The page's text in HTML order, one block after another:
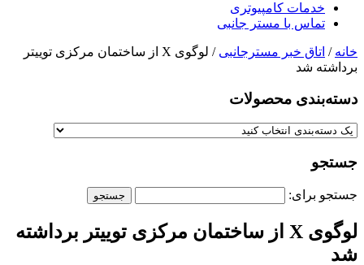
خدمات کامپیوتری
تماس با مستر جانبی
خانه / اتاق خبر مسترجانبی
/ لوگوی X از ساختمان مرکزی توییتر
برداشته شد
دسته‌بندی‌ محصولات
جستجو
جستجو برای:
لوگوی X از ساختمان مرکزی توییتر برداشته
شد